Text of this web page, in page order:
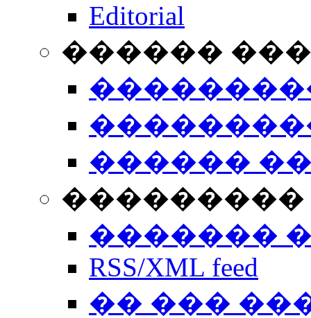
Editorial
������
������
���������
�������
RSS/XML feed
�� ���